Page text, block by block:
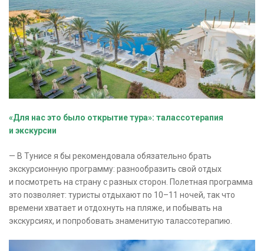
«Для нас это было открытие тура»: талассотерапия
и экскурсии
— В Тунисе я бы рекомендовала обязательно брать
экскурсионную программу: разнообразить свой отдых
и посмотреть на страну с разных сторон. Полетная программа
это позволяет: туристы отдыхают по 10–11 ночей, так что
времени хватает и отдохнуть на пляже, и побывать на
экскурсиях, и попробовать знаменитую талассотерапию.